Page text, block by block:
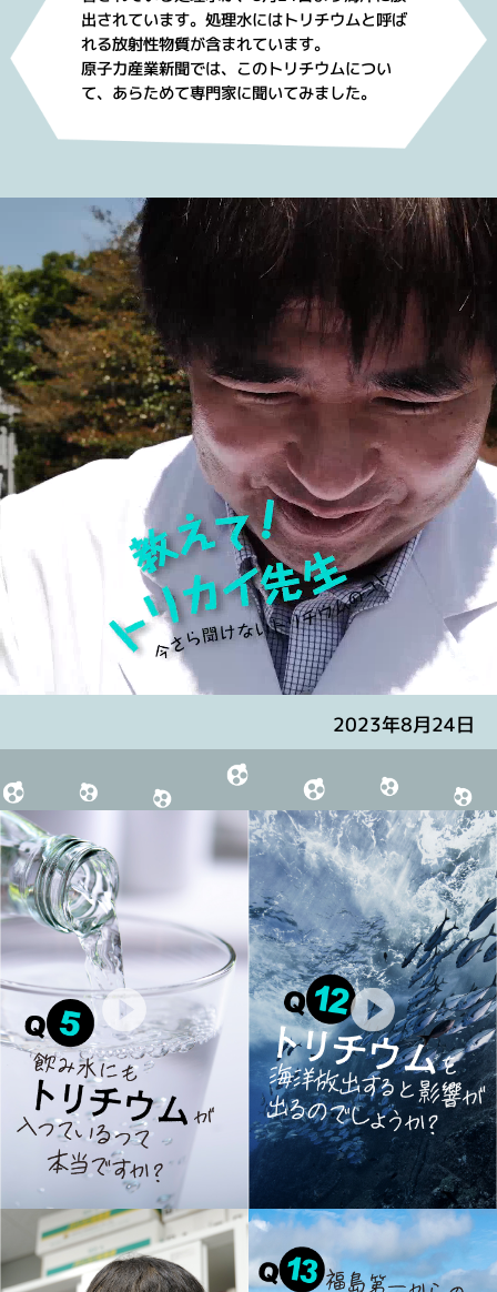
出されています。処理水にはトリチウムと呼ば
れる放射性物質が含まれています。
原子力産業新聞では、このトリチウムについ
て、あらためて専門家に聞いてみました。
2023年8月24日